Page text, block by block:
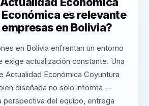
es relevante
en Bolivia?
en Bolivia enfrentan un entorno
exige actualización constante. Una
Actualidad Económica Coyuntura
diseñada no solo informa —
perspectiva del equipo, entrega